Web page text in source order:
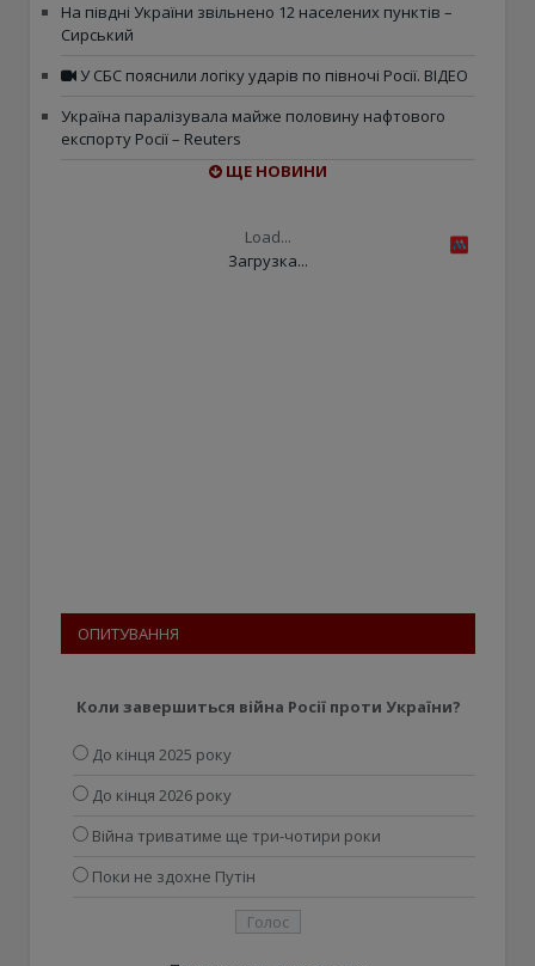
На півдні України звільнено 12 населених пунктів –
Сирський
У СБС пояснили логіку ударів по півночі Росії. ВІДЕО
Україна паралізувала майже половину нафтового
експорту Росії – Reuters
ЩЕ НОВИНИ
Load...
Загрузка...
ОПИТУВАННЯ
Коли завершиться війна Росії проти України?
До кінця 2025 року
До кінця 2026 року
Війна триватиме ще три-чотири роки
Поки не здохне Путін